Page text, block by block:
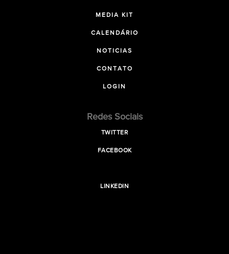
MEDIA KIT
CALENDÁRIO
NOTICIAS
CONTATO
LOGIN
Redes Sociais
TWITTER
FACEBOOK
LINKEDIN